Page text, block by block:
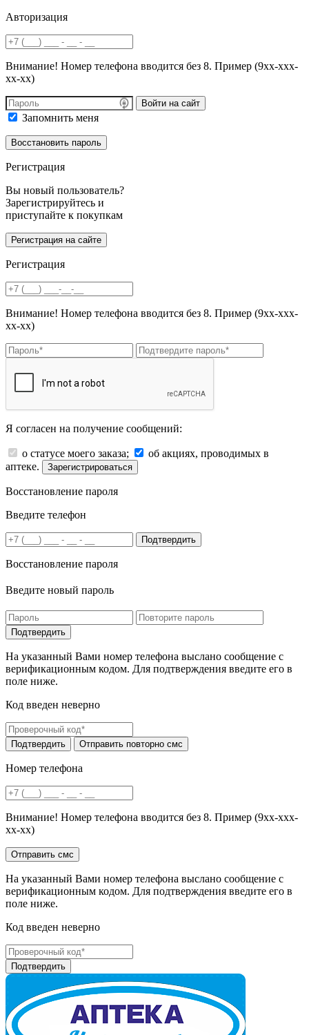
Авторизация
Внимание! Номер телефона вводится без 8. Пример (9хх-ххх-
хх-хх)
Войти на сайт
Запомнить меня
Регистрация
Вы новый пользователь?
Зарегистрируйтесь и
приступайте к покупкам
Регистрация
Внимание! Номер телефона вводится без 8. Пример (9хх-ххх-
хх-хх)
Я согласен на получение сообщений:
о статусе моего заказа;
об акциях, проводимых в
аптеке.
Зарегистрироваться
Восстановление пароля
Введите телефон
Подтвердить
Восстановление пароля
Введите новый пароль
На указанный Вами номер телефона выслано сообщение с
верификационным кодом. Для подтверждения введите его в
поле ниже.
Код введен неверно
Номер телефона
Внимание! Номер телефона вводится без 8. Пример (9хх-ххх-
хх-хх)
На указанный Вами номер телефона выслано сообщение с
верификационным кодом. Для подтверждения введите его в
поле ниже.
Код введен неверно